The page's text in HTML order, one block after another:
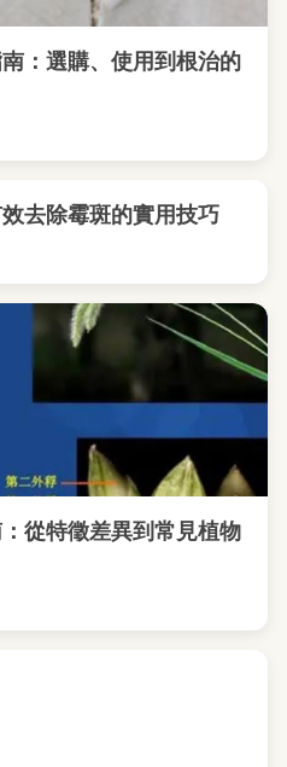
：選購、使用到根治的
去除霉斑的實用技巧
從特徵差異到常見植物